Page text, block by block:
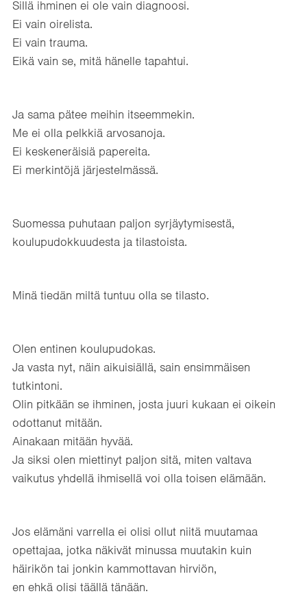
Sillä ihminen ei ole vain diagnoosi.
Ei vain oirelista.
Ei vain trauma.
Eikä vain se, mitä hänelle tapahtui.
Ja sama pätee meihin itseemmekin.
Me ei olla pelkkiä arvosanoja.
Ei keskeneräisiä papereita.
Ei merkintöjä järjestelmässä.
Suomessa puhutaan paljon syrjäytymisestä,
koulupudokkuudesta ja tilastoista.
Minä tiedän miltä tuntuu olla se tilasto.
Olen entinen koulupudokas.
Ja vasta nyt, näin aikuisiällä, sain ensimmäisen
tutkintoni.
Olin pitkään se ihminen, josta juuri kukaan ei oikein
odottanut mitään.
Ainakaan mitään hyvää.
Ja siksi olen miettinyt paljon sitä, miten valtava
vaikutus yhdellä ihmisellä voi olla toisen elämään.
Jos elämäni varrella ei olisi ollut niitä muutamaa
opettajaa, jotka näkivät minussa muutakin kuin
häirikön tai jonkin kammottavan hirviön,
en ehkä olisi täällä tänään.